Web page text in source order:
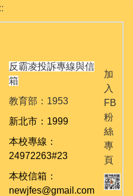
反霸凌投訴專線與信
箱
教育部：1953
新北市：1999
本校專線：
24972263#23
本校信箱：
newjfes@gmail.com
加
入
FB
粉
絲
專
頁